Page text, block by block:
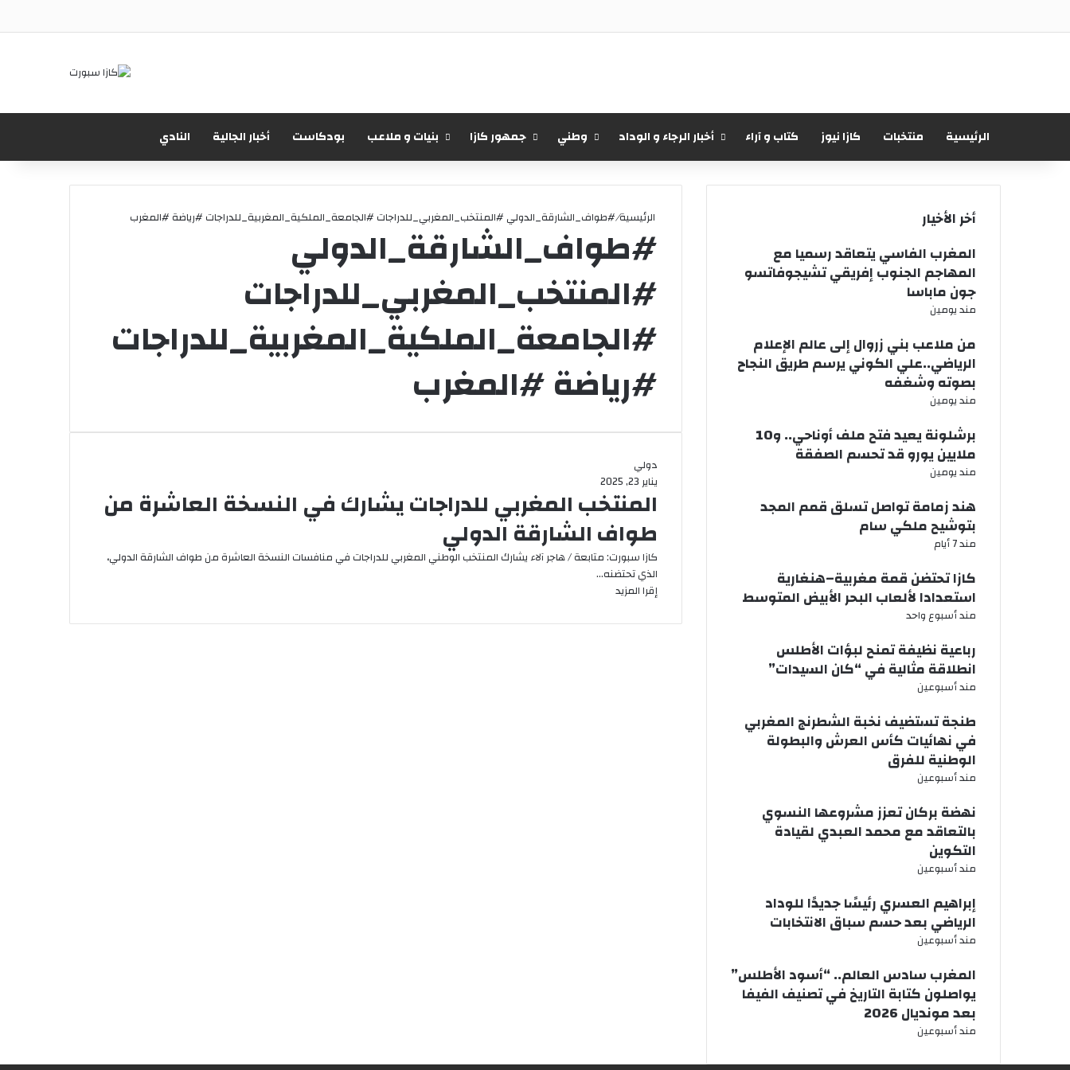
الرئيسية منتخبات كازا نيوز كتاب و آراء أخبار الرجاء و الوداد وطني جمهور كازا بنيات و ملاعب بودكاست أخبار الجالية النادي
الرئيسية/#طواف_الشارقة_الدولي #المنتخب_المغربي_للدراجات #الجامعة_الملكية_المغربية_للدراجات #رياضة #المغرب
#طواف_الشارقة_الدولي
#المنتخب_المغربي_للدراجات
#الجامعة_الملكية_المغربية_للدراجات
#رياضة #المغرب
دولي
يناير 23, 2025
المنتخب المغربي للدراجات يشارك في النسخة العاشرة من
طواف الشارقة الدولي
كازا سبورت: متابعة / هاجر آلاء يشارك المنتخب الوطني المغربي للدراجات في منافسات النسخة العاشرة من طواف الشارقة الدولي،
الذي تحتضنه…
إقرا المزيد
أخر الأخيار
المغرب الفاسي يتعاقد رسميا مع
المهاجم الجنوب إفريقي تشيجوفاتسو
جون ماباسا
مند يومين
من ملاعب بني زروال إلى عالم الإعلام
الرياضي..علي الكوني يرسم طريق النجاح
بصوته وشغفه
مند يومين
برشلونة يعيد فتح ملف أوناحي.. و10
ملايين يورو قد تحسم الصفقة
مند يومين
هند زمامة تواصل تسلق قمم المجد
بتوشيح ملكي سام
مند 7 أيام
كازا تحتضن قمة مغربية–هنغارية
استعدادا لألعاب البحر الأبيض المتوسط
مند أسبوع واحد
رباعية نظيفة تمنح لبؤات الأطلس
انطلاقة مثالية في “كان السيدات”
مند أسبوعين
طنجة تستضيف نخبة الشطرنج المغربي
في نهائيات كأس العرش والبطولة
الوطنية للفرق
مند أسبوعين
نهضة بركان تعزز مشروعها النسوي
بالتعاقد مع محمد العبدي لقيادة
التكوين
مند أسبوعين
إبراهيم العسري رئيسًا جديدًا للوداد
الرياضي بعد حسم سباق الانتخابات
مند أسبوعين
المغرب سادس العالم.. “أسود الأطلس”
يواصلون كتابة التاريخ في تصنيف الفيفا
بعد مونديال 2026
مند أسبوعين